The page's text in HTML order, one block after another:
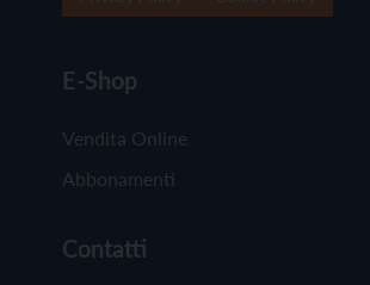
E-Shop
Vendita Online
Abbonamenti
Contatti